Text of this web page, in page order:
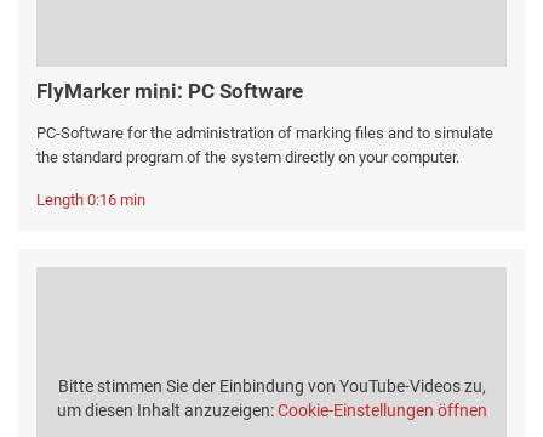
FlyMarker mini: PC Software
PC-Software for the administration of marking files and to simulate
the standard program of the system directly on your computer.
Length 0:16 min
Bitte stimmen Sie der Einbindung von YouTube-Videos zu,
um diesen Inhalt anzuzeigen:Cookie-Einstellungen öffnen